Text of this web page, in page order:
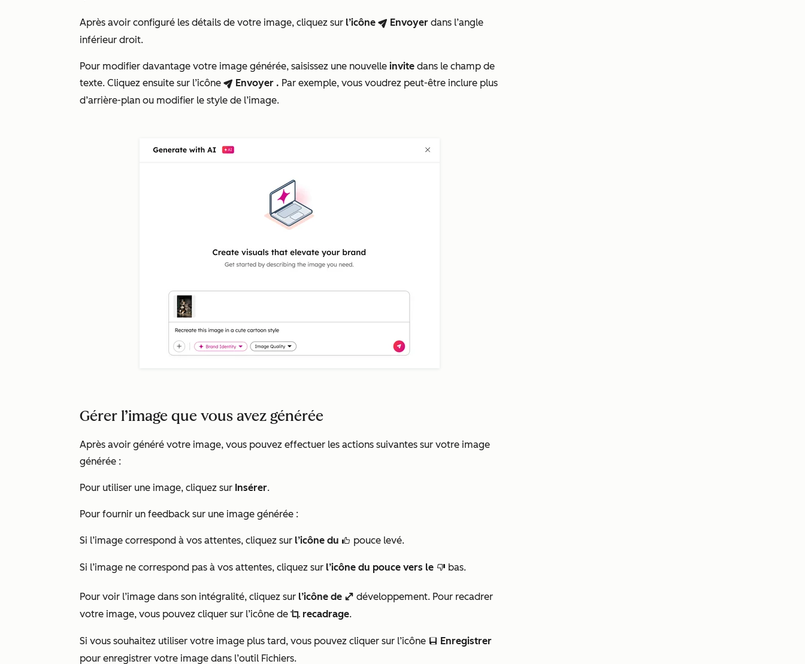
Après avoir configuré les détails de votre image, cliquez sur l’icône breezeSendIcon Envoyer dans l’angle
inférieur droit.
Pour modifier davantage votre image générée, saisissez une nouvelle invite dans le champ de
texte. Cliquez ensuite sur l’icône breezeSendIcon Envoyer . Par exemple, vous voudrez peut-être inclure plus
d’arrière-plan ou modifier le style de l’image.
Gérer l’image que vous avez générée
Après avoir généré votre image, vous pouvez effectuer les actions suivantes sur votre image
générée :
Pour utiliser une image, cliquez sur Insérer.
Pour fournir un feedback sur une image générée :
Si l’image correspond à vos attentes, cliquez sur l’icône du thumbsUpIcon pouce levé.
Si l’image ne correspond pas à vos attentes, cliquez sur l’icône du pouce vers le thumbsDownIcon bas.
Pour voir l’image dans son intégralité, cliquez sur l’icône de enlarge développement. Pour recadrer
votre image, vous pouvez cliquer sur l’icône de cropIcon recadrage.
Si vous souhaitez utiliser votre image plus tard, vous pouvez cliquer sur l’icône saveEditableViewIcon Enregistrer
pour enregistrer votre image dans l’outil Fichiers.